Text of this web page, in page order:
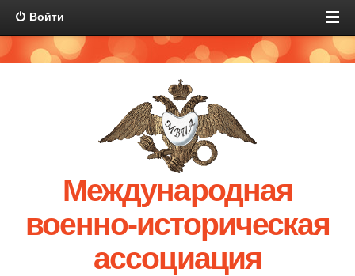
Войти
Международная
военно-историческая
ассоциация